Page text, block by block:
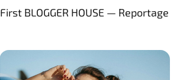
First BLOGGER HOUSE — Reportage